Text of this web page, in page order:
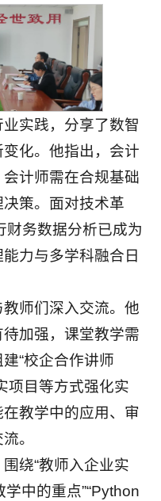
实践，分享了数智
化。他指出，会计
计师需在合规基础
策。面对技术革
务数据分析已成为
力与多学科融合日
师们深入交流。他
加强，课堂教学需
“校企合作讲师
项目等方式强化实
教学中的应用、审
。
绕“教师入企业实
中的重点”“Python